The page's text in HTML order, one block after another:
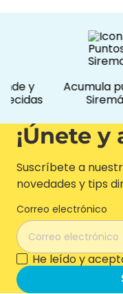
y
Acumula
¡Únete y
Suscríbete a
novedades y tips
Correo electrónico
He leído y